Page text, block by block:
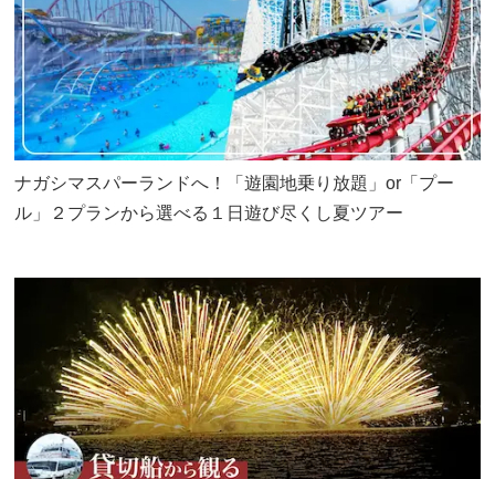
ナガシマスパーランドへ！「遊園地乗り放題」or「プー
ル」２プランから選べる１日遊び尽くし夏ツアー